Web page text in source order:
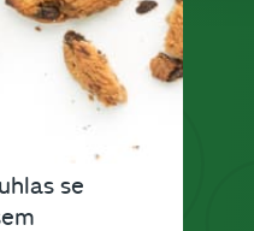
se